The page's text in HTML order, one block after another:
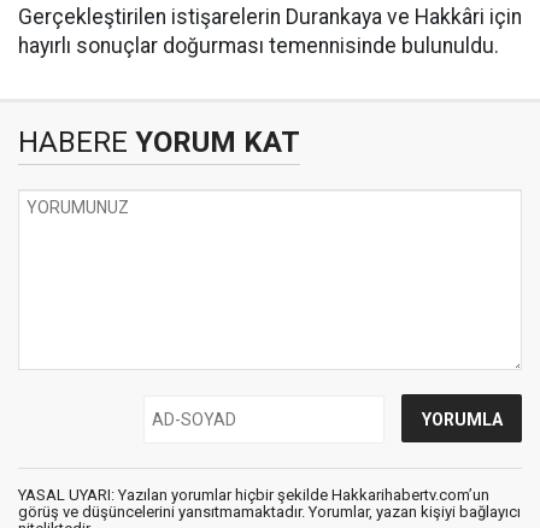
Gerçekleştirilen istişarelerin Durankaya ve Hakkâri için
hayırlı sonuçlar doğurması temennisinde bulunuldu.
HABERE YORUM KAT
YASAL UYARI: Yazılan yorumlar hiçbir şekilde Hakkarihabertv.com’un
görüş ve düşüncelerini yansıtmamaktadır. Yorumlar, yazan kişiyi bağlayıcı